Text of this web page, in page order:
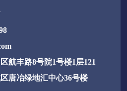
航丰路8号院1号楼1层121
唐冶绿地汇中心36号楼